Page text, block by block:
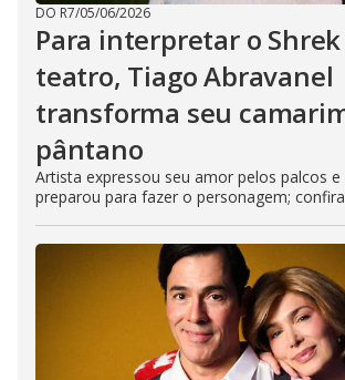
DO R7/05/06/2026
Para interpretar o
teatro, Tiago Abravanel
transforma seu
pântano
Artista expressou seu amor pelos palcos
preparou para fazer o personagem; confira